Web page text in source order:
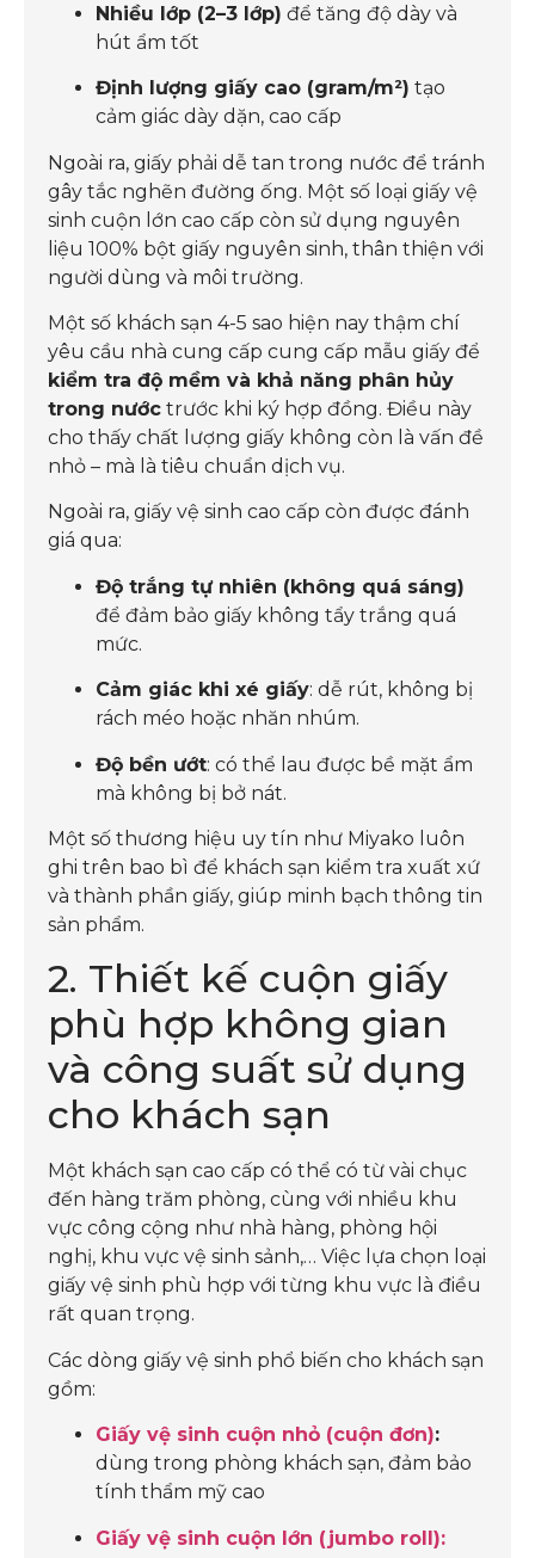
Nhiều lớp (2–3 lớp) để tăng độ dày và
hút ẩm tốt
Định lượng giấy cao (gram/m²) tạo
cảm giác dày dặn, cao cấp
Ngoài ra, giấy phải dễ tan trong nước để tránh
gây tắc nghẽn đường ống. Một số loại giấy vệ
sinh cuộn lớn cao cấp còn sử dụng nguyên
liệu 100% bột giấy nguyên sinh, thân thiện với
người dùng và môi trường.
Một số khách sạn 4-5 sao hiện nay thậm chí
yêu cầu nhà cung cấp cung cấp mẫu giấy để
kiểm tra độ mềm và khả năng phân hủy
trong nước trước khi ký hợp đồng. Điều này
cho thấy chất lượng giấy không còn là vấn đề
nhỏ – mà là tiêu chuẩn dịch vụ.
Ngoài ra, giấy vệ sinh cao cấp còn được đánh
giá qua:
Độ trắng tự nhiên (không quá sáng)
để đảm bảo giấy không tẩy trắng quá
mức.
Cảm giác khi xé giấy: dễ rút, không bị
rách méo hoặc nhăn nhúm.
Độ bền ướt: có thể lau được bề mặt ẩm
mà không bị bở nát.
Một số thương hiệu uy tín như Miyako luôn
ghi trên bao bì để khách sạn kiểm tra xuất xứ
và thành phần giấy, giúp minh bạch thông tin
sản phẩm.
2. Thiết kế cuộn giấy
phù hợp không gian
và công suất sử dụng
cho khách sạn
Một khách sạn cao cấp có thể có từ vài chục
đến hàng trăm phòng, cùng với nhiều khu
vực công cộng như nhà hàng, phòng hội
nghị, khu vực vệ sinh sảnh,… Việc lựa chọn loại
giấy vệ sinh phù hợp với từng khu vực là điều
rất quan trọng.
Các dòng giấy vệ sinh phổ biến cho khách sạn
gồm:
Giấy vệ sinh cuộn nhỏ (cuộn đơn):
dùng trong phòng khách sạn, đảm bảo
tính thẩm mỹ cao
Giấy vệ sinh cuộn lớn (jumbo roll):